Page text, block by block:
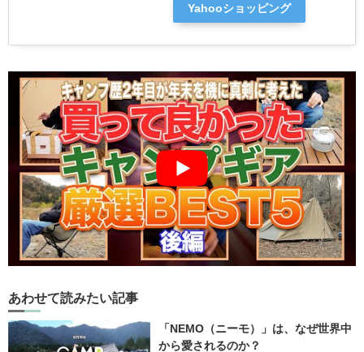
Yahooショッピング
あわせて読みたい記事
「NEMO（ニーモ）」は、なぜ世界中
から愛されるのか？